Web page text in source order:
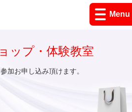
Menu
ップ・体験教室
加お申し込み頂けます。